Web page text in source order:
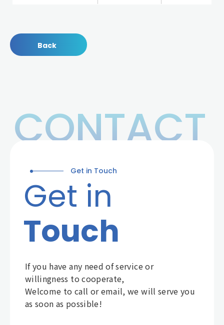
Back
CONTACT
Get in Touch
Get in
Touch
If you have any need of service or
willingness to cooperate,
Welcome to call or email, we will serve you
as soon as possible!